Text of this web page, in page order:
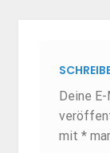
Deine
mit*